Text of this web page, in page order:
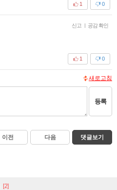
0
1
신고 | 공감 확인
0
1
새로고침
등록
이전 다음 댓글보기
[2]